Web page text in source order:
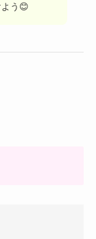
う😊